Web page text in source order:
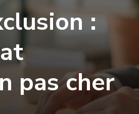
:
pas cher